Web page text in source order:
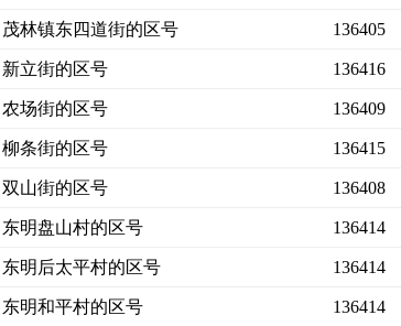
林镇东四道街的区号 136405
立街的区号 136416
场街的区号 136409
条街的区号 136415
山街的区号 136408
明盘山村的区号 136414
明后太平村的区号 136414
明和平村的区号 136414